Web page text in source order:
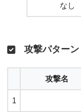
なし
攻撃パターン
攻撃名
1